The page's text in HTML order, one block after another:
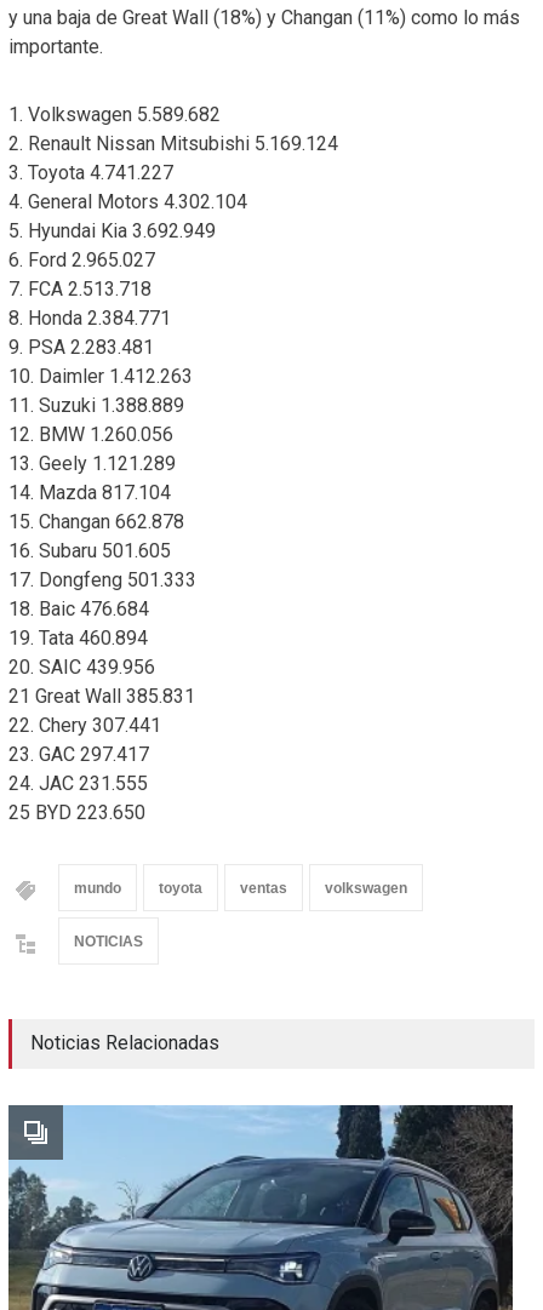
y una baja de Great Wall (18%) y Changan (11%) como lo más
importante.
1. Volkswagen 5.589.682
2. Renault Nissan Mitsubishi 5.169.124
3. Toyota 4.741.227
4. General Motors 4.302.104
5. Hyundai Kia 3.692.949
6. Ford 2.965.027
7. FCA 2.513.718
8. Honda 2.384.771
9. PSA 2.283.481
10. Daimler 1.412.263
11. Suzuki 1.388.889
12. BMW 1.260.056
13. Geely 1.121.289
14. Mazda 817.104
15. Changan 662.878
16. Subaru 501.605
17. Dongfeng 501.333
18. Baic 476.684
19. Tata 460.894
20. SAIC 439.956
21 Great Wall 385.831
22. Chery 307.441
23. GAC 297.417
24. JAC 231.555
25 BYD 223.650
mundo toyota ventas volkswagen
NOTICIAS
Noticias Relacionadas